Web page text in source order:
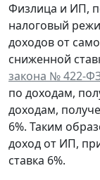
Физлица и ИП,
налоговый
доходов от
сниженной
закона № 422-ФЗ
по доходам,
доходам,
6%. Таким
доход от ИП,
ставка 6%.